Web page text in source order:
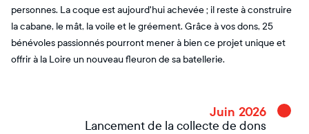
personnes. La coque est aujourd'hui achevée ; il reste à construire
la cabane, le mât, la voile et le gréement. Grâce à vos dons, 25
bénévoles passionnés pourront mener à bien ce projet unique et
offrir à la Loire un nouveau fleuron de sa batellerie.
Juin 2026
Lancement de la collecte de dons